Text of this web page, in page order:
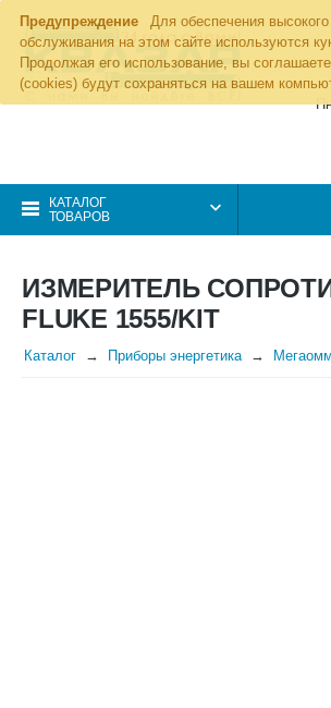
Предупреждение
Для обеспечения
обслуживания на этом сайте используются
Продолжая его использование, вы
(cookies) будут сохраняться на вашем
КАТАЛОГ
ТОВАРОВ
ИЗМЕРИТЕЛЬ
FLUKE 1555/KIT
Каталог Приборы энергетика